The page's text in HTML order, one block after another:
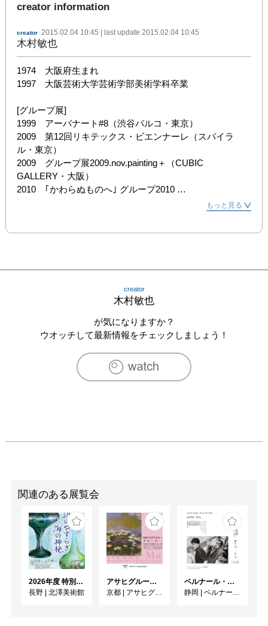
creator information
creator 2015.02.04 10:45 | last update 2015.02.04 10:45
木村敏也
1974　大阪府生まれ
1997　大阪芸術大学芸術学部美術学科卒業
[グループ展]
1999　アーバナート#8（渋谷パルコ・東京）
2009　第12回リキテックス・ビエンナーレ（スパイラ
ル・東京）
2009　グループ展2009.nov.painting＋（CUBIC
GALLERY・大阪）
2010　｢かわらぬものへ｣ グループ2010
jan.painting+gallery collection（CUBIC GALLERY・大阪）
2011　グループ展 Painting 2011-11（CUBIC GALLERY・
もっと見る
creator
木村敏也
が気になりますか？
ウオッチして最新情報をチェックしましょう！
関連のある展覧会
2026年度 特別展「ガレとドーム、アール･ヌーヴォーのガラス 水辺のやすらぎ、海の神秘」
長野 | 北澤美術館
アサヒグループ大山崎山荘美術館 開館30周年記念展「没後100年 クロード・モネ」
京都 | アサヒグループ大山崎山荘美術館
ベルナール・ビュフェと写真 ーカメラがとらえたビュフェとその時代、そして21 世紀へ
静岡 | ベルナール・ビュフェ美術館